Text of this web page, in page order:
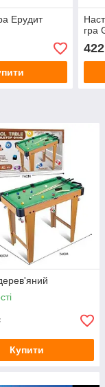
Ерудит
гра
422
Купити